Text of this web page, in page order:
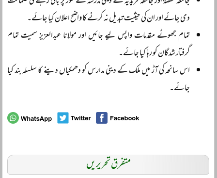
دی جائے اور ان کی حیثیت تبدیل نہ کرنے کا واضح اعلان کیا جائے۔
تمام جھوٹے مقدمات واپس لیے جائیں اور مولانا عبدالعزیز سمیت تمام
گرفتار شدگان کو رہا کیا جائے۔
اس سانحہ کی آڑ میں ملک کے دینی مدارس کو دھمکیاں دینے کا سلسلہ بند کیا
جائے۔
متفرق تحریریں